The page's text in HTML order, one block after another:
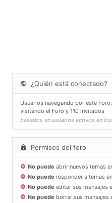
¿Quién está conectado?
Usuarios navegando por este
visitando el Foro y 110 invitados
basados en usuarios activos en
Permisos del foro
No puede abrir nuevos temas
No puede responder a temas
No puede editar sus mensajes
No puede borrar sus mensajes